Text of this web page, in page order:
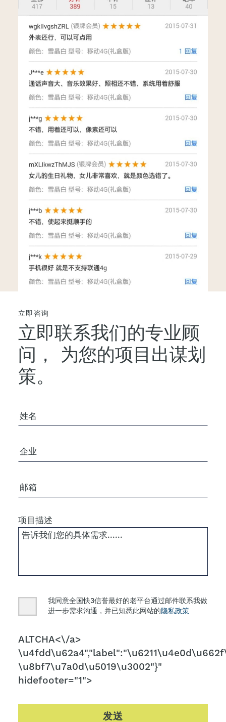
立即咨询
立即联系我们的专业顾
问，
为您的项目出谋划
策。
您的姓名
公司/组织
电子邮箱
项目描述
Consent
我同意全国快3信誉最好的老平台通过邮件联系我做
进一步需求沟通，并已知悉此网站的隐私政策
CAPTCHA
ALTCHA<\/a>
\u8bf7\u7a0d\u5019\u3002"}"
hidefooter="1">
发送